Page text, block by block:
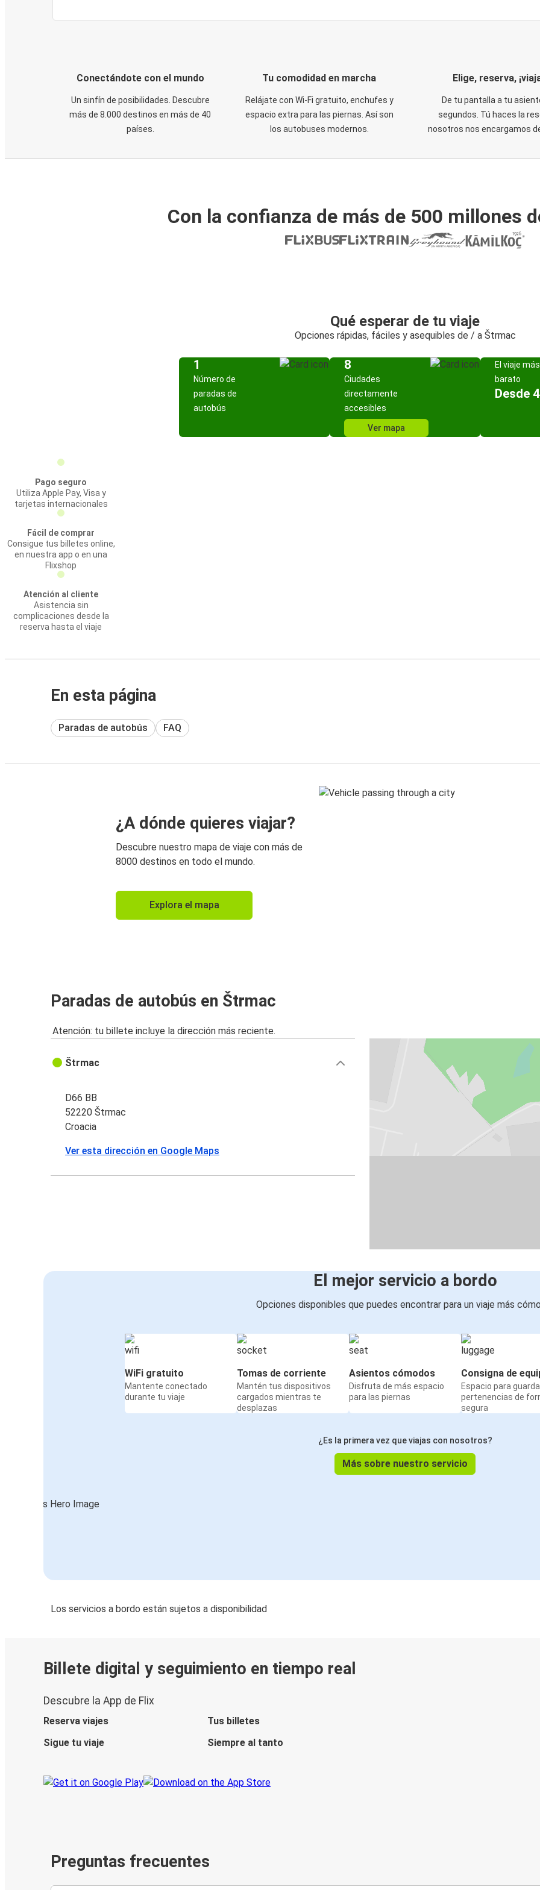
Conectándote con el mundo
Un sinfín de posibilidades. Descubre
más de 8.000 destinos en más de 40
países.
Tu comodidad en marcha
Relájate con Wi-Fi gratuito, enchufes y
espacio extra para las piernas. Así son
los autobuses modernos.
Elige, reserva,
De tu pantalla a tu
segundos. Tú haces la
nosotros nos encargamos
Con la confianza de más de 500 millones
Qué esperar de tu viaje
Opciones rápidas, fáciles y asequibles de / a Štrmac
1
Número de
paradas de
autobús
8
Ciudades
directamente
accesibles
Ver mapa
El viaje más
barato
Desde
Pago seguro
Utiliza Apple Pay, Visa y
tarjetas internacionales
Fácil de comprar
Consigue tus billetes online,
en nuestra app o en una
Flixshop
Atención al cliente
Asistencia sin
complicaciones desde la
reserva hasta el viaje
En esta página
Paradas de autobús FAQ
¿A dónde quieres viajar?
Descubre nuestro mapa de viaje con más de
8000 destinos en todo el mundo.
Explora el mapa
Paradas de autobús en Štrmac
Atención: tu billete incluye la dirección más reciente.
Štrmac
D66 BB
52220 Štrmac
Croacia
Ver esta dirección en Google Maps
El mejor servicio a bordo
Opciones disponibles que puedes encontrar para un viaje más
WiFi gratuito
Mantente conectado
durante tu viaje
Tomas de corriente
Mantén tus dispositivos
cargados mientras te
desplazas
Asientos cómodos
Disfruta de más espacio
para las piernas
Consigna de
Espacio para
pertenencias de
segura
¿Es la primera vez que viajas con nosotros?
Más sobre nuestro servicio
Los servicios a bordo están sujetos a disponibilidad
Billete digital y seguimiento en tiempo real
Descubre la App de Flix
Reserva viajes
Tus billetes
Sigue tu viaje
Siempre al tanto
Preguntas frecuentes